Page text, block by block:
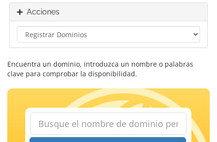
Acciones
Encuentra un dominio, introduzca un nombre o palabras
clave para comprobar la disponibilidad.